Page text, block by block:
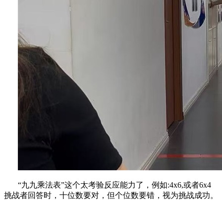
“九九乘法表”这个太考验反应能力了， 例如:4x6,或者6x4
挑战者回答时，十位数要对，但个位数要错，视为挑战成功。